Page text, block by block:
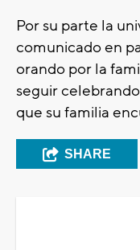
Por su parte la
comunicado en
orando por la
seguir
que su familia
SHARE